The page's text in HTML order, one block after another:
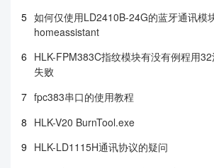
5 如何仅使用LD2410B-24G的蓝牙通讯模
homeassistant
6 HLK-FPM383C指纹模块有没有例程用
失败
7 fpc383串口的使用教程
8 HLK-V20 BurnTool.exe
9 HLK-LD1115H通讯协议的疑问